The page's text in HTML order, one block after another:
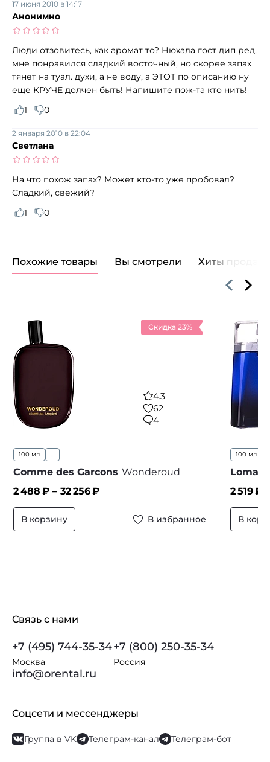
Анонимно
17 июня 2010 в 14:17
Люди отзовитесь, как аромат то? Нюхала гост дип ред,
мне понравился сладкий восточный, но скорее запах
тянет на туал. духи, а не воду, а ЭТОТ по описанию ну
еще КРУЧЕ долчен быть! Напишите пож-та кто нить!
1
0
Светлана
2 января 2010 в 22:04
На что похож запах? Может кто-то уже пробовал?
Сладкий, свежий?
1
0
Похожие товары Вы смотрели Хиты продаж
Скидка 23%
4.3
62
4
100 мл
Comme des Garcons Wonderoud
2 488 ₽ – 32 256₽
В корзину В избранное
100 мл
Lomani
2 519₽
В
Связь с нами
+7 (495) 744-35-34
Москва
+7 (800) 250-35-34
Россия
info@orental.ru
Соцсети и мессенджеры
Группа в VK Телеграм-канал Телеграм-бот